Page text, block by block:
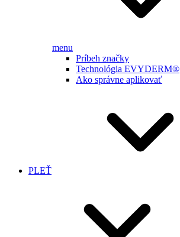
menu
Príbeh značky
Technológia EVYDERM®
Ako správne aplikovať
PLEŤ